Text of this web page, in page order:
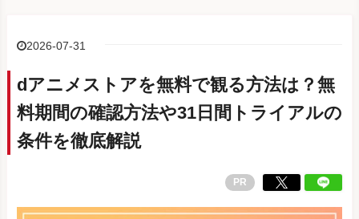
2026-07-31
dアニメストアを無料で観る方法は？無
料期間の確認方法や31日間トライアルの
条件を徹底解説
PR